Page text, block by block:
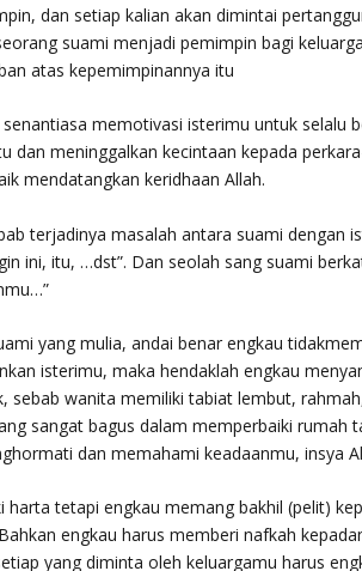
dan setiap kalian akan dimintai
suami menjadi pemimpin bagi
atas kepemimpinannya itu
memotivasi isterimu untuk selalu
dan meninggalkan kecintaan kepada
mendatangkan keridhaan Allah.
terjadinya masalah antara suami dengan
ini, itu, …dst”. Dan seolah sang suami
yang mulia, andai benar engkau
isterimu, maka hendaklah engkau
sebab wanita memiliki tabiat lembut,
sangat bagus dalam memperbaiki rumah
dan memahami keadaanmu, insya
harta tetapi engkau memang bakhil (pelit)
engkau harus memberi nafkah
yang diminta oleh keluargamu harus